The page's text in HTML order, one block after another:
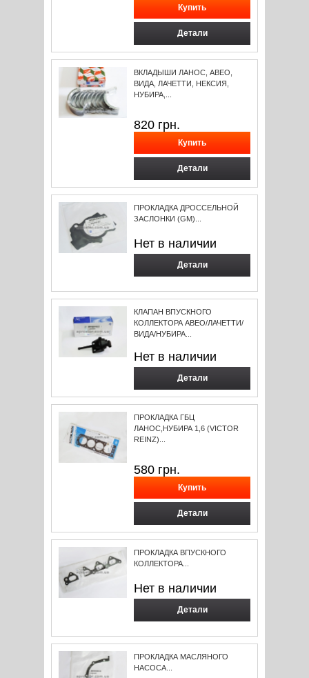
Детали
ВКЛАДЫШИ ЛАНОС, АВЕО,
ВИДА, ЛАЧЕТТИ, НЕКСИЯ,
НУБИРА,...
820 грн.
Детали
ПРОКЛАДКА ДРОССЕЛЬНОЙ
ЗАСЛОНКИ (GM)...
Нет в наличии
Детали
КЛАПАН ВПУСКНОГО
КОЛЛЕКТОРА АВЕО/ЛАЧЕТТИ/
ВИДА/НУБИРА...
Нет в наличии
Детали
ПРОКЛАДКА ГБЦ
ЛАНОС,НУБИРА 1,6 (VICTOR
REINZ)...
580 грн.
Детали
ПРОКЛАДКА ВПУСКНОГО
КОЛЛЕКТОРА...
Нет в наличии
Детали
ПРОКЛАДКА МАСЛЯНОГО
НАСОСА...